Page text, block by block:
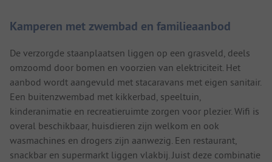
Kamperen met zwembad en familieaanbod
De verzorgde staanplaatsen liggen op een grasveld, deels
omzoomd door bomen en voorzien van elektriciteit. Het
aanbod wordt aangevuld met stacaravans met eigen sanitair.
Een buitenzwembad met kikkerbad, speeltuin,
kinderanimatie en recreatieruimte zorgen voor plezier. Wifi is
overal beschikbaar, huisdieren zijn welkom en ook
wasmachines en drogers zijn aanwezig. Een restaurant,
snackbar en supermarkt liggen vlakbij. Juist deze combinatie